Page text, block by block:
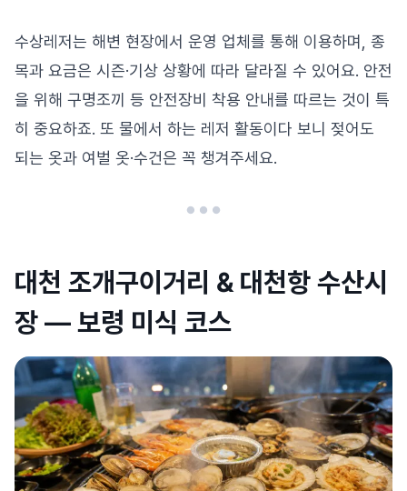
수상레저는 해변 현장에서 운영 업체를 통해 이용하며, 종
목과 요금은 시즌·기상 상황에 따라 달라질 수 있어요. 안전
을 위해 구명조끼 등 안전장비 착용 안내를 따르는 것이 특
히 중요하죠. 또 물에서 하는 레저 활동이다 보니 젖어도
되는 옷과 여벌 옷·수건은 꼭 챙겨주세요.
대천 조개구이거리 & 대천항 수산시
장 — 보령 미식 코스